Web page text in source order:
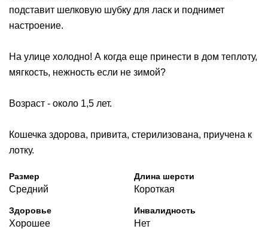
подставит шелковую шубку для ласк и поднимет
настроение.
На улице холодно! А когда еще принести в дом теплоту,
мягкость, нежность если не зимой?
Возраст - около 1,5 лет.
Кошечка здорова, привита, стерилизована, приучена к
лотку.
Размер
Средний
Длина шерсти
Короткая
Здоровье
Хорошее
Инвалидность
Нет